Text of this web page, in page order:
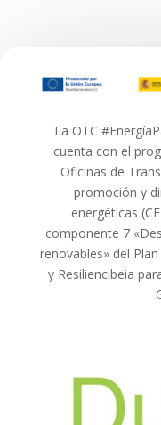
La OTC
cuenta con el
Oficinas de
promoción y
energéticas
componente 7
renovables» del
y Resiliencibeia